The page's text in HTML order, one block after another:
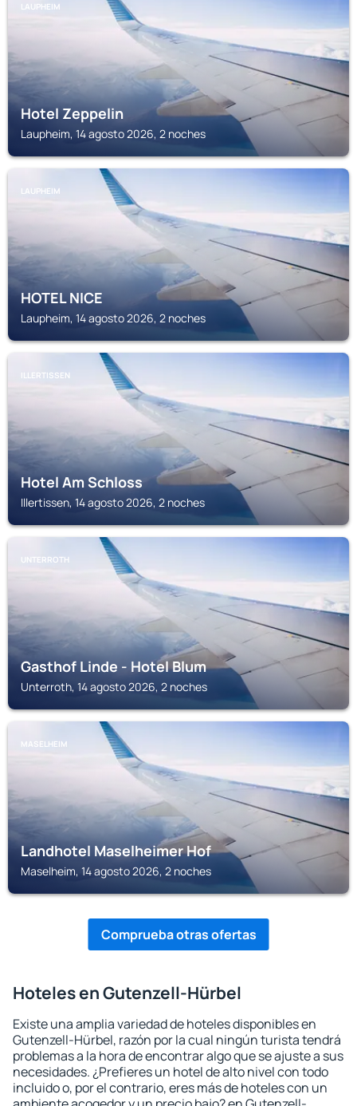
LAUPHEIM
Hotel Zeppelin
Laupheim, 14 agosto 2026, 2 noches
LAUPHEIM
HOTEL NICE
Laupheim, 14 agosto 2026, 2 noches
ILLERTISSEN
Hotel Am Schloss
Illertissen, 14 agosto 2026, 2 noches
UNTERROTH
Gasthof Linde - Hotel Blum
Unterroth, 14 agosto 2026, 2 noches
MASELHEIM
Landhotel Maselheimer Hof
Maselheim, 14 agosto 2026, 2 noches
Comprueba otras ofertas
Hoteles en Gutenzell-Hürbel
Existe una amplia variedad de hoteles disponibles en
Gutenzell-Hürbel, razón por la cual ningún turista tendrá
problemas a la hora de encontrar algo que se ajuste a sus
necesidades. ¿Prefieres un hotel de alto nivel con todo
incluido o, por el contrario, eres más de hoteles con un